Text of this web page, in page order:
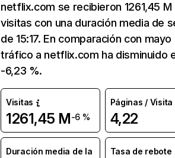
netflix.com se recibieron 1261,45 M
visitas con una duración media de
de 15:17. En comparación con mayo
tráfico a netflix.com ha disminuido
-6,23 %.
Visitas
1261,45 M-6 %
Páginas / Visita
4,22
Duración media de la
Tasa de rebote